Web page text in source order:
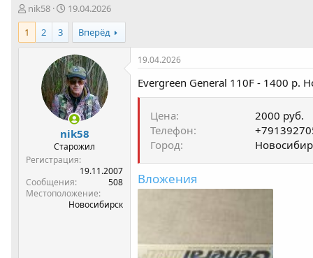
А
в
т
о
nik58
Д
а
а
н
а
ч
а
л
а
19.04.2026
1
2 3 Вперёд
nik58
Старожил
Регистрация
19.11.2007
Сообщения
508
Местоположение
Новосибирск
19.04.2026
Evergreen General 110F - 1400 р.
Цена
2000 руб.
Телефон
Город
Вложения